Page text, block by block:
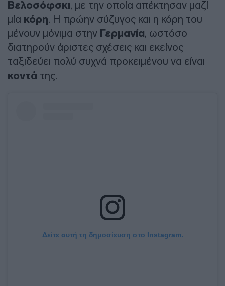
Βελοσόφσκι, με την οποία απέκτησαν μαζί
μία κόρη. Η πρώην σύζυγος και η κόρη του
μένουν μόνιμα στην Γερμανία, ωστόσο
διατηρούν άριστες σχέσεις και εκείνος
ταξιδεύει πολύ συχνά προκειμένου να είναι
κοντά της.
Δείτε αυτή τη δημοσίευση στο Instagram.